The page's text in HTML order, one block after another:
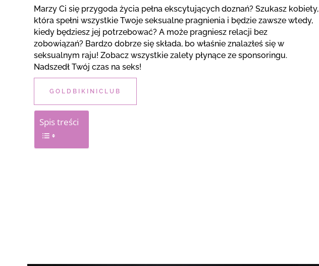
Marzy Ci się przygoda życia pełna ekscytujących doznań? Szukasz kobiety,
która spełni wszystkie Twoje seksualne pragnienia i będzie zawsze wtedy,
kiedy będziesz jej potrzebować? A może pragniesz relacji bez
zobowiązań? Bardzo dobrze się składa, bo właśnie znalazłeś się w
seksualnym raju! Zobacz wszystkie zalety płynące ze sponsoringu.
Nadszedł Twój czas na seks!
GOLDBIKINICLUB
Spis treści